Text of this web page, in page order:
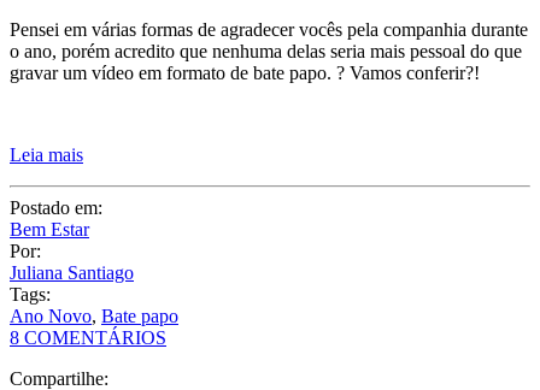
Pensei em várias formas de agradecer vocês pela companhia durante
o ano, porém acredito que nenhuma delas seria mais pessoal do que
gravar um vídeo em formato de bate papo. ? Vamos conferir?!
Leia mais
Postado em:
Bem Estar
Por:
Juliana Santiago
Tags:
Ano Novo, Bate papo
8 COMENTÁRIOS
Compartilhe: